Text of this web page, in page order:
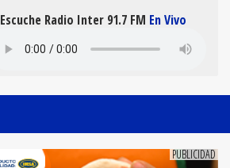
Escuche Radio Inter 91.7 FM En Vivo